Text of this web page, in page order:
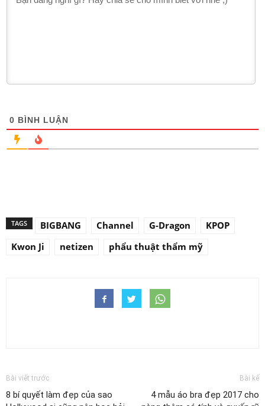
0 BÌNH LUẬN
TAGS BIGBANG Channel G-Dragon
KPOP
Kwon Ji
netizen phẩu thuật thẩm mỹ
Bài viết trước
8 bí quyết làm đẹp của sao
Bài kế
4 mẫu áo bra đẹp 2017 cho